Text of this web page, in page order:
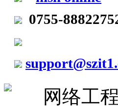
0755-
网络工